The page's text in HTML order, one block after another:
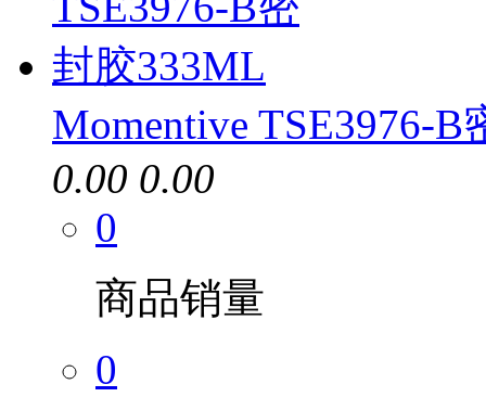
Momentive TSE3976-
0.00 0.00
0
商品销量
0